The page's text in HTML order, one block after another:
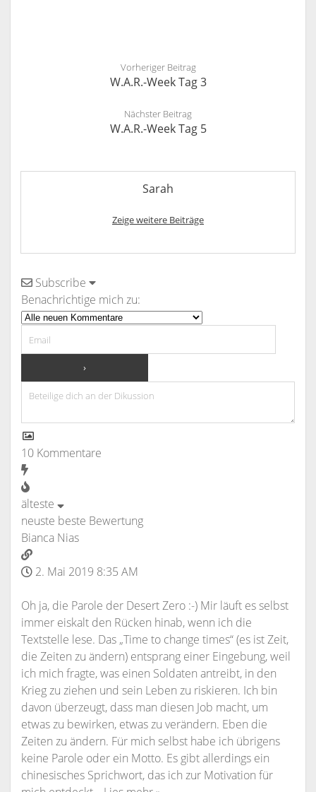
Vorheriger Beitrag
W.A.R.-Week Tag 3
Nächster Beitrag
W.A.R.-Week Tag 5
Sarah
Zeige weitere Beiträge
Subscribe
Benachrichtige mich zu:
10Kommentare
älteste
neuste beste Bewertung
Bianca Nias
2. Mai 2019 8:35 AM
Oh ja, die Parole der Desert Zero :-) Mir läuft es selbst
immer eiskalt den Rücken hinab, wenn ich die
Textstelle lese. Das „Time to change times“ (es ist Zeit,
die Zeiten zu ändern) entsprang einer Eingebung, weil
ich mich fragte, was einen Soldaten antreibt, in den
Krieg zu ziehen und sein Leben zu riskieren. Ich bin
davon überzeugt, dass man diesen Job macht, um
etwas zu bewirken, etwas zu verändern. Eben die
Zeiten zu ändern. Für mich selbst habe ich übrigens
keine Parole oder ein Motto. Es gibt allerdings ein
chinesisches Sprichwort, das ich zur Motivation für